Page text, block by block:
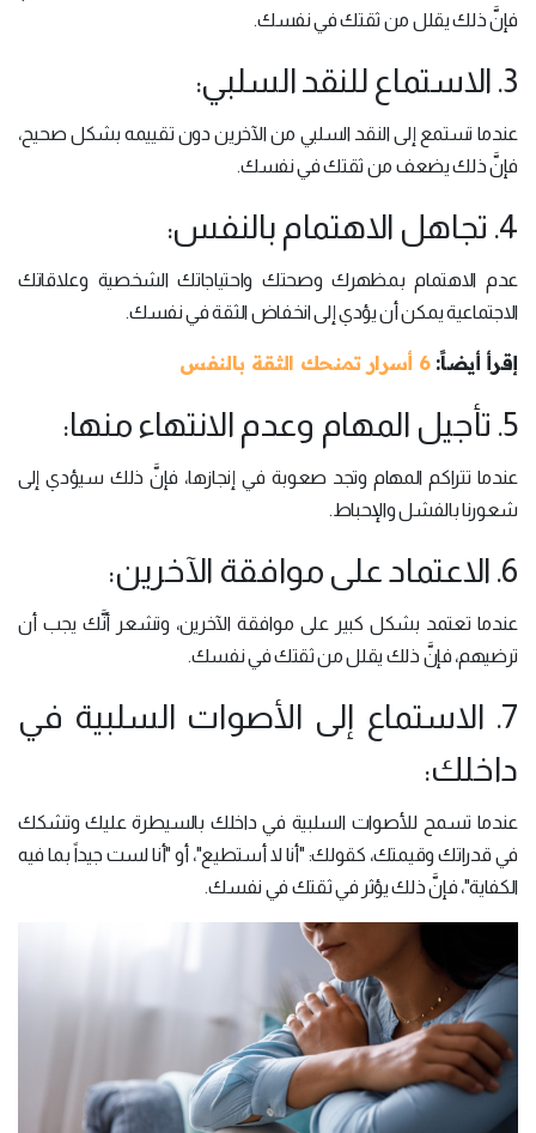
فإنَّ ذلك يقلل من ثقتك في نفسك.
3. الاستماع للنقد السلبي:
عندما تستمع إلى النقد السلبي من الآخرين دون تقييمه بشكل صحيح،
فإنَّ ذلك يضعف من ثقتك في نفسك.
4. تجاهل الاهتمام بالنفس:
عدم الاهتمام بمظهرك وصحتك واحتياجاتك الشخصية وعلاقاتك
الاجتماعية يمكن أن يؤدي إلى انخفاض الثقة في نفسك.
إقرأ أيضاً:6 أسرار تمنحك الثقة بالنفس
5. تأجيل المهام وعدم الانتهاء منها:
عندما تتراكم المهام وتجد صعوبة في إنجازها، فإنَّ ذلك سيؤدي إلى
شعورنا بالفشل والإحباط.
6. الاعتماد على موافقة الآخرين:
عندما تعتمد بشكل كبير على موافقة الآخرين، وتشعر أنَّك يجب أن
ترضيهم، فإنَّ ذلك يقلل من ثقتك في نفسك.
7. الاستماع إلى الأصوات السلبية في
داخلك:
عندما تسمح للأصوات السلبية في داخلك بالسيطرة عليك وتشكك
في قدراتك وقيمتك، كقولك: "أنا لا أستطيع"، أو "أنا لست جيداً بما فيه
الكفاية"، فإنَّ ذلك يؤثر في ثقتك في نفسك.